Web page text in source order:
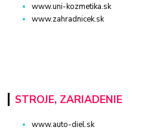
www.uni-kozmetika.sk
www.zahradnicek.sk
STROJE, ZARIADENIE
www.auto-diel.sk